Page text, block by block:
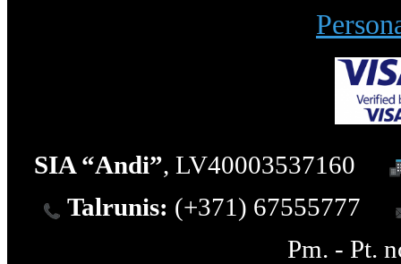
SIA “Andi”, LV40003537160
Talrunis: (+371) 67555777
Pm. - Pt.